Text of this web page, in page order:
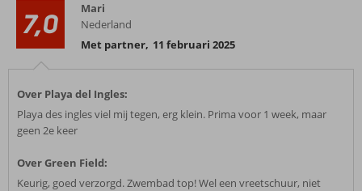
7,0
Mari
Nederland
Met partner, 11 februari 2025
Over Playa del Ingles:
Playa des ingles viel mij tegen, erg klein. Prima voor 1 week, maar
geen 2e keer
Over Green Field:
Keurig, goed verzorgd. Zwembad top! Wel een vreetschuur, niet